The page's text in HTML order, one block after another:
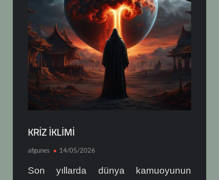
KRİZ İKLİMİ
afgunes 14/05/2026
Son yıllarda dünya kamuoyunun